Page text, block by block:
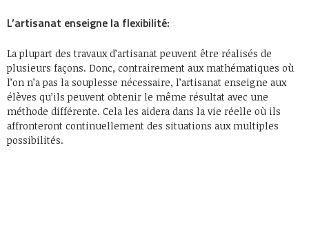
L’artisanat enseigne la flexibilité:
La plupart des travaux d’artisanat peuvent être réalisés de
plusieurs façons. Donc, contrairement aux mathématiques où
l’on n’a pas la souplesse nécessaire, l’artisanat enseigne aux
élèves qu’ils peuvent obtenir le même résultat avec une
méthode différente. Cela les aidera dans la vie réelle où ils
affronteront continuellement des situations aux multiples
possibilités.